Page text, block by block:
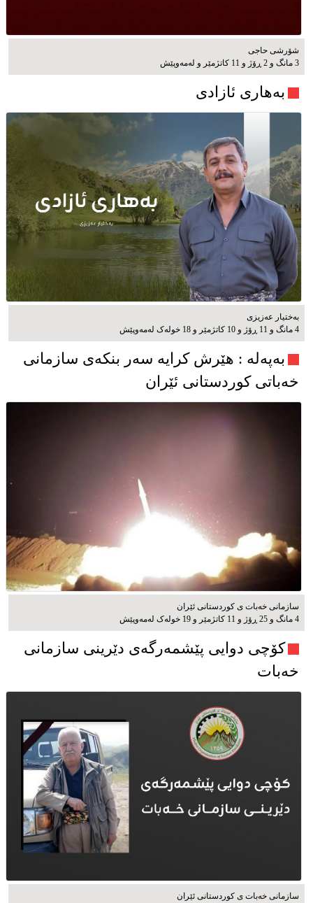
شۆرشی حاجی
3 مانگ و 2 ڕۆژ و 11 کاتژمێر و له‌مه‌وپێش‌
بەهاری ئازادی
بەختیار عەزیزی
4 مانگ و 11 ڕۆژ و 10 کاتژمێر و 18 خوله‌ک له‌مه‌وپێش‌
به‌په‌له‌ : هێرش کرایە سەر بنکەی سازمانی
خەباتی کوردستانی ئێران
سازمانی خەبات ی کوردستانی ئێران
4 مانگ و 25 ڕۆژ و 11 کاتژمێر و 19 خوله‌ک له‌مه‌وپێش‌
کۆچی دوایی پێشمەرگەی دێرینی سازمانی
خەبات
سازمانی خەبات ی كوردستانی ئێران